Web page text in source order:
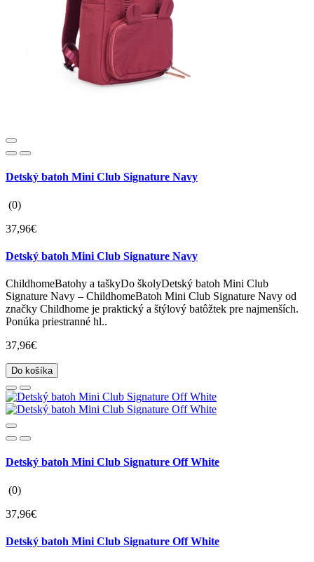
Detský batoh Mini Club Signature Navy
(0)
37,96€
Detský batoh Mini Club Signature Navy
ChildhomeBatohy a taškyDo školyDetský batoh Mini Club
Signature Navy – ChildhomeBatoh Mini Club Signature Navy od
značky Childhome je praktický a štýlový batôžtek pre najmenších.
Ponúka priestranné hl..
37,96€
Do košíka
Detský batoh Mini Club Signature Off White
(0)
37,96€
Detský batoh Mini Club Signature Off White